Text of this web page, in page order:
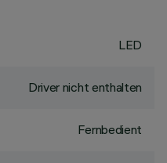
LED
Driver nicht enthalten
Fernbedient